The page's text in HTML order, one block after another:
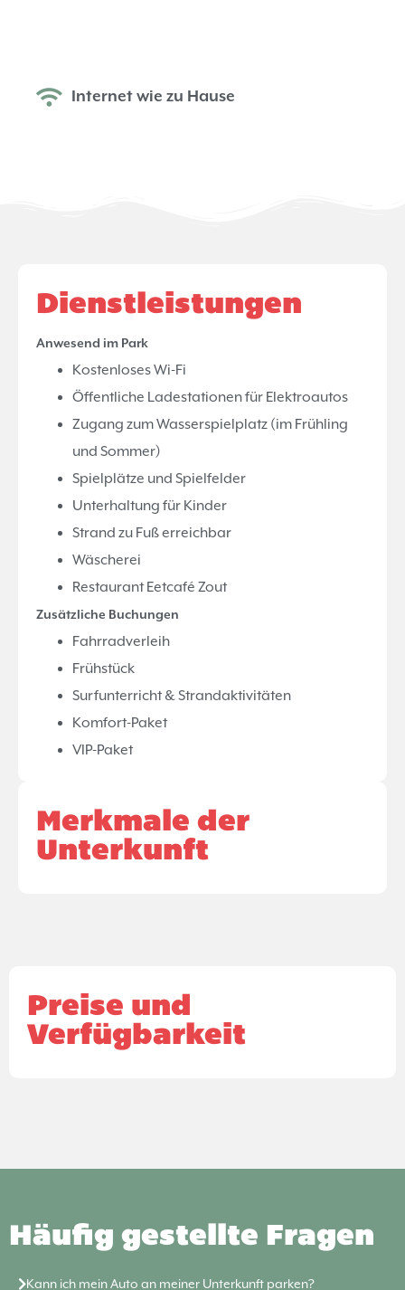
Internet wie zu Hause
Dienstleistungen
Anwesend im Park
Kostenloses Wi-Fi
Öffentliche Ladestationen für Elektroautos
Zugang zum Wasserspielplatz (im Frühling
und Sommer)
Spielplätze und Spielfelder
Unterhaltung für Kinder
Strand zu Fuß erreichbar
Wäscherei
Restaurant Eetcafé Zout
Zusätzliche Buchungen
Fahrradverleih
Frühstück
Surfunterricht & Strandaktivitäten
Komfort-Paket
VIP-Paket
Merkmale der
Unterkunft
Preise und
Verfügbarkeit
Häufig gestellte Fragen
Kann ich mein Auto an meiner Unterkunft parken?